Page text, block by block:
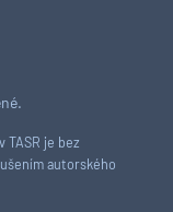
TASR je bez
autorského